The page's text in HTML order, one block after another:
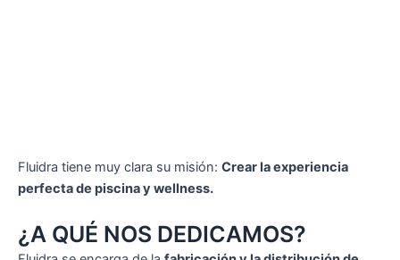
Fluidra tiene muy clara su misión: Crear la experiencia
perfecta de piscina y wellness.
¿A QUÉ NOS DEDICAMOS?